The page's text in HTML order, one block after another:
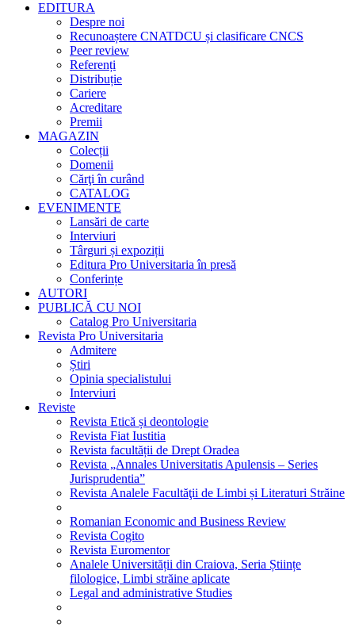
EDITURA
Despre noi
Recunoaștere CNATDCU și clasificare CNCS
Peer review
Referenți
Distribuție
Cariere
Acreditare
Premii
MAGAZIN
Colecții
Domenii
Cărţi în curând
CATALOG
EVENIMENTE
Lansări de carte
Interviuri
Târguri și expoziții
Editura Pro Universitaria în presă
Conferințe
AUTORI
PUBLICĂ CU NOI
Catalog Pro Universitaria
Revista Pro Universitaria
Admitere
Știri
Opinia specialistului
Interviuri
Reviste
Revista Etică și deontologie
Revista Fiat Iustitia
Revista facultății de Drept Oradea
Revista „Annales Universitatis Apulensis – Series
Jurisprudentia”
Revista Analele Facultăţii de Limbi și Literaturi Străine
Romanian Economic and Business Review
Revista Cogito
Revista Euromentor
Analele Universității din Craiova, Seria Științe
filologice, Limbi străine aplicate
Legal and administrative Studies